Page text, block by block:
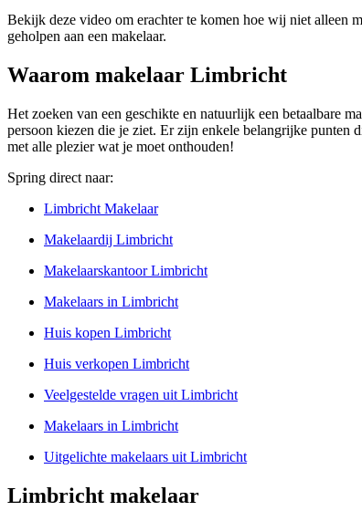
Bekijk deze video om erachter te komen hoe wij niet alleen
geholpen aan een makelaar.
Waarom makelaar Limbricht
Het zoeken van een geschikte en natuurlijk een betaalbare
persoon kiezen die je ziet. Er zijn enkele belangrijke
met alle plezier wat je moet onthouden!
Spring direct naar:
Limbricht Makelaar
Makelaardij Limbricht
Makelaarskantoor Limbricht
Makelaars in Limbricht
Huis kopen Limbricht
Huis verkopen Limbricht
Veelgestelde vragen uit Limbricht
Makelaars in Limbricht
Uitgelichte makelaars uit Limbricht
Limbricht makelaar